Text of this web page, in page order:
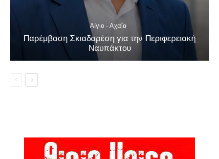
Αίγιο - Αχαΐα
Παρέμβαση Σκιαδαρέση για την Περιφερειακή
Ναυπάκτου